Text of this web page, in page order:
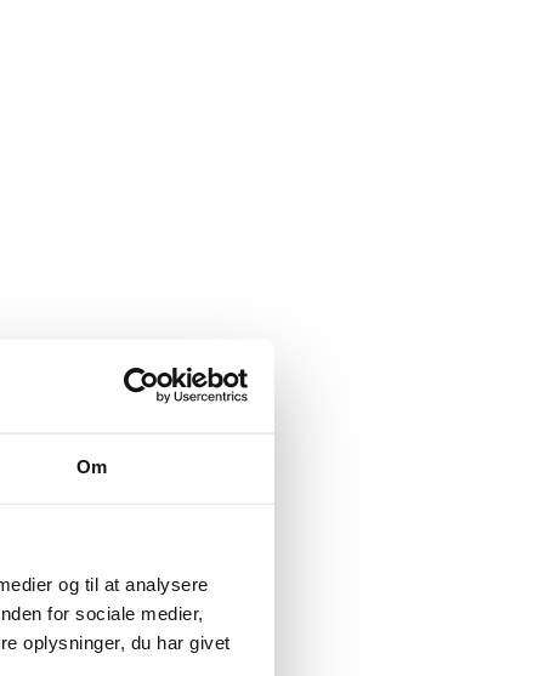
Om
og til at analysere
for sociale medier,
oplysninger, du har givet